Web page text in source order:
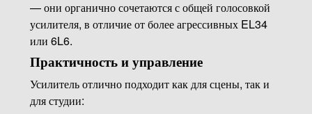
— они органично сочетаются с общей голосовкой
усилителя, в отличие от более агрессивных EL34
или 6L6.
Практичность и управление
Усилитель отлично подходит как для сцены, так и
для студии: